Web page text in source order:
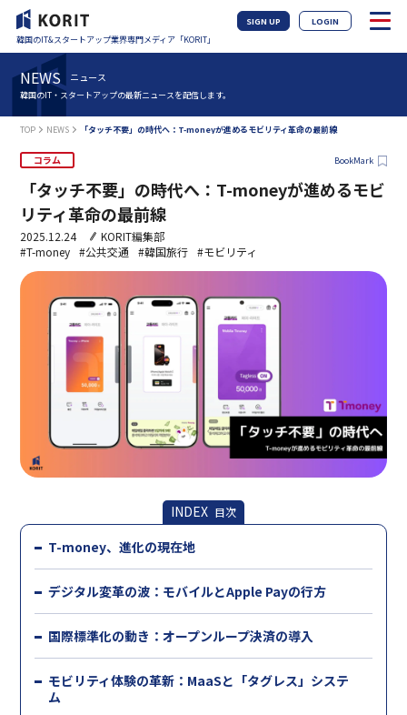
韓国のIT&スタートアップ業界専門メディア「KORIT」
SIGN UP LOGIN
NEWS ニュース
韓国のIT・スタートアップの最新ニュースを配信します。
TOP NEWS 「タッチ不要」の時代へ：T-moneyが進めるモビリティ革命の最前線
コラム BookMark
「タッチ不要」の時代へ：T-moneyが進めるモビ
リティ革命の最前線
2025.12.24
KORIT編集部
#T-money
#公共交通 #韓国旅行 #モビリティ
INDEX 目次
T-money、進化の現在地
デジタル変革の波：モバイルとApple Payの行方
国際標準化の動き：オープンループ決済の導入
モビリティ体験の革新：MaaSと「タグレス」システ
ム